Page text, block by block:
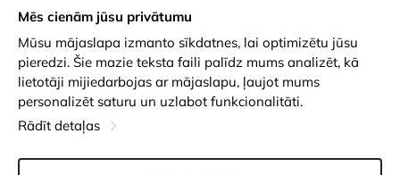
Rīga, Augusta Deglava 69d, LV-1082
Par mums
Veikali
Apmaksa un piegāde
Loayalitātes kartes
Privātuma politika
Noteikumi un nosacījumi
Preču atgriešanās
Mēs cienām jūsu privātumu
Mūsu mājaslapa izmanto sīkdatnes, lai optimizētu jūsu
pieredzi. Šie mazie teksta faili palīdz mums analizēt, kā
lietotāji mijiedarbojas ar mājaslapu, ļaujot mums
personalizēt saturu un uzlabot funkcionalitāti.
Rādīt detaļas